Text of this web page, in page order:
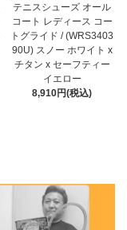
テニスシューズ オール
コート レディース コー
トグライド / (WRS3403
90U) スノー ホワイト x
チタン x セーフティー
イエロー
8,910円(税込)